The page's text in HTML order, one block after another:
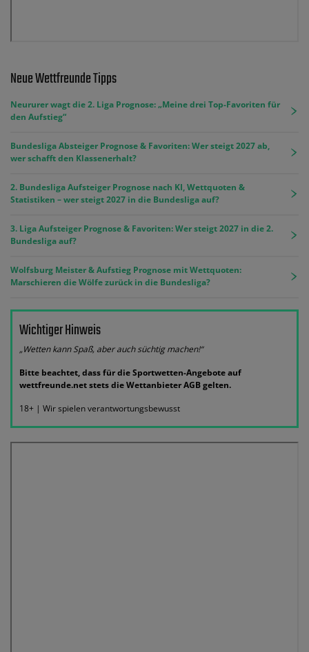
Neue Wettfreunde Tipps
Neururer wagt die 2. Liga Prognose: „Meine drei Top-Favoriten für
den Aufstieg“
Bundesliga Absteiger Prognose & Favoriten: Wer steigt 2027 ab,
wer schafft den Klassenerhalt?
2. Bundesliga Aufsteiger Prognose nach KI, Wettquoten &
Statistiken – wer steigt 2027 in die Bundesliga auf?
3. Liga Aufsteiger Prognose & Favoriten: Wer steigt 2027 in die 2.
Bundesliga auf?
Wolfsburg Meister & Aufstieg Prognose mit Wettquoten:
Marschieren die Wölfe zurück in die Bundesliga?
Wichtiger Hinweis
„Wetten kann Spaß, aber auch süchtig machen!“
Bitte beachtet, dass für die Sportwetten-Angebote auf
wettfreunde.net stets die Wettanbieter AGB gelten.
18+ | Wir spielen verantwortungsbewusst